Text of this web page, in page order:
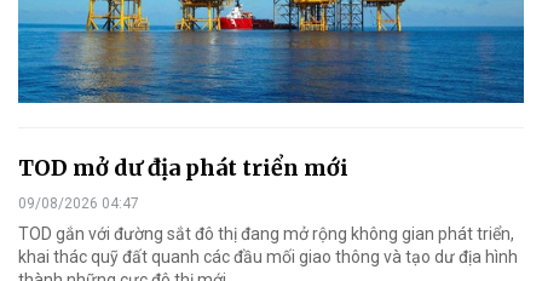
TOD mở dư địa phát triển mới
09/08/2026 04:47
TOD gắn với đường sắt đô thị đang mở rộng không gian phát triển,
khai thác quỹ đất quanh các đầu mối giao thông và tạo dư địa hình